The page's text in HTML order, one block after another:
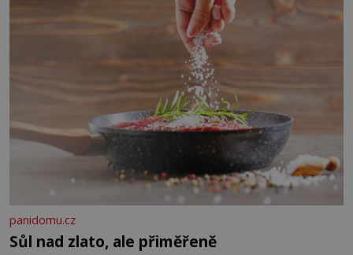
panidomu.cz
Sůl nad zlato, ale přiměřeně